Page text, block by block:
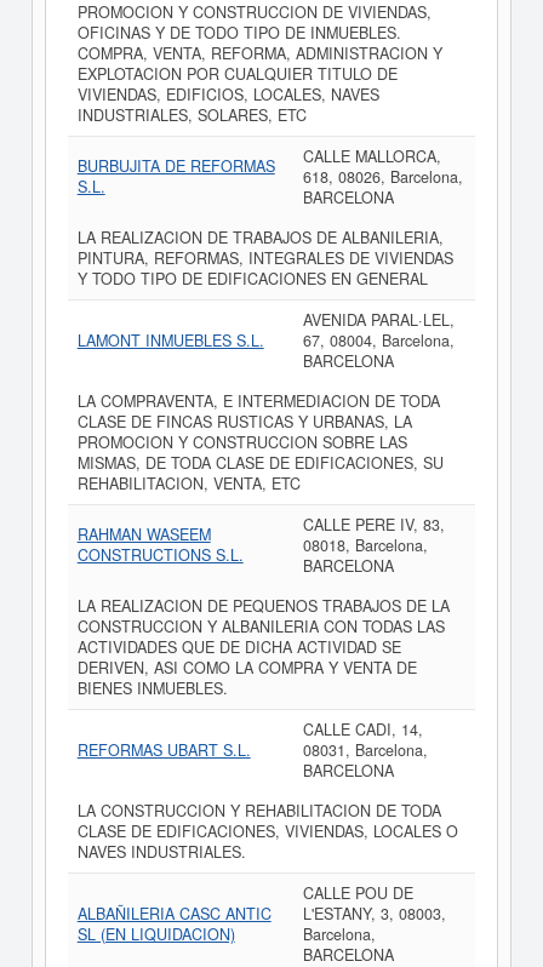
PROMOCION Y CONSTRUCCION DE VIVIENDAS,
OFICINAS Y DE TODO TIPO DE INMUEBLES.
COMPRA, VENTA, REFORMA, ADMINISTRACION Y
EXPLOTACION POR CUALQUIER TITULO DE
VIVIENDAS, EDIFICIOS, LOCALES, NAVES
INDUSTRIALES, SOLARES, ETC
BURBUJITA DE REFORMAS
S.L.
CALLE MALLORCA,
618, 08026, Barcelona,
BARCELONA
LA REALIZACION DE TRABAJOS DE ALBANILERIA,
PINTURA, REFORMAS, INTEGRALES DE VIVIENDAS
Y TODO TIPO DE EDIFICACIONES EN GENERAL
LAMONT INMUEBLES S.L.
AVENIDA PARAL·LEL,
67, 08004, Barcelona,
BARCELONA
LA COMPRAVENTA, E INTERMEDIACION DE TODA
CLASE DE FINCAS RUSTICAS Y URBANAS, LA
PROMOCION Y CONSTRUCCION SOBRE LAS
MISMAS, DE TODA CLASE DE EDIFICACIONES, SU
REHABILITACION, VENTA, ETC
RAHMAN WASEEM
CONSTRUCTIONS S.L.
CALLE PERE IV, 83,
08018, Barcelona,
BARCELONA
LA REALIZACION DE PEQUENOS TRABAJOS DE LA
CONSTRUCCION Y ALBANILERIA CON TODAS LAS
ACTIVIDADES QUE DE DICHA ACTIVIDAD SE
DERIVEN, ASI COMO LA COMPRA Y VENTA DE
BIENES INMUEBLES.
REFORMAS UBART S.L.
CALLE CADI, 14,
08031, Barcelona,
BARCELONA
LA CONSTRUCCION Y REHABILITACION DE TODA
CLASE DE EDIFICACIONES, VIVIENDAS, LOCALES O
NAVES INDUSTRIALES.
ALBAÑILERIA CASC ANTIC
SL (EN LIQUIDACION)
CALLE POU DE
L'ESTANY, 3, 08003,
Barcelona,
BARCELONA